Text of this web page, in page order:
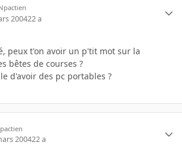
200422 a
peux t'on avoir un p'tit mot sur la
bêtes de courses ?
d'avoir des pc portables ?
200422 a